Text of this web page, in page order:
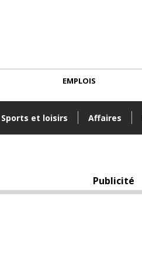
Sports et loisirs Affaires
EMPLOIS
Publicité